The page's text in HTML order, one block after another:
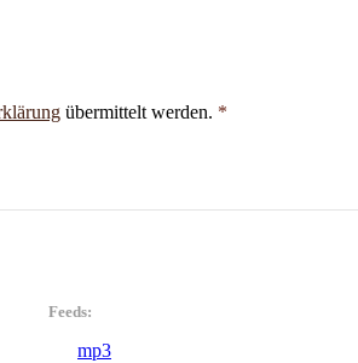
übermittelt werden. *
Feeds:
mp3